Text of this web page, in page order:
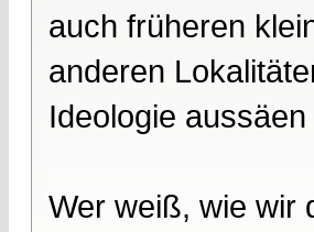
auch früheren
anderen
Ideologie
Wer weiß, wie wir